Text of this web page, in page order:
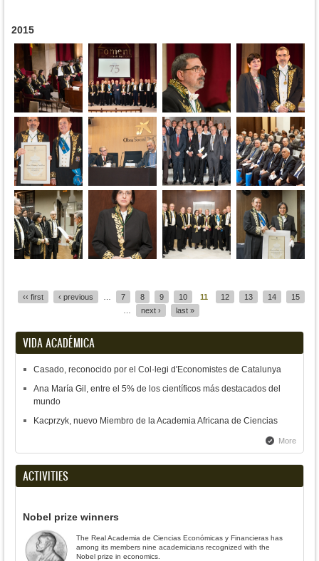
2015
‹‹ first ‹ previous 7 8 9 10 11 12 13 14
15
next › last »
VIDA ACADÉMICA
Casado, reconocido por el Col·legi d'Economistes de Catalunya
Ana María Gil, entre el 5% de los científicos más destacados del
mundo
Kacprzyk, nuevo Miembro de la Academia Africana de Ciencias
More
ACTIVITIES
Nobel prize winners
The Real Academia de Ciencias Económicas y Financieras has
among its members nine academicians recognized with the
Nobel prize in economics.